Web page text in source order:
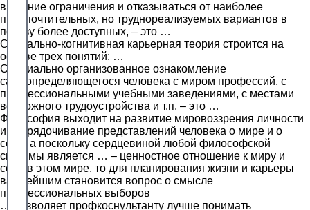
внешние ограничения и отказываться от наиболее
предпочтительных, но труднореализуемых вариантов в
пользу более доступных, – это …
Социально-когнитивная карьерная теория строится на
основе трех понятий: …
Специально организованное ознакомление
самоопределяющегося человека с миром профессий, с
профессиональными учебными заведениями, с местами
возможного трудоустройства и т.п. – это …
Философия выходит на развитие мировоззрения личности
и упорядочивание представлений человека о мире и о
себе, а поскольку сердцевиной любой философской
системы является … – ценностное отношение к миру и
себе в этом мире, то для планирования жизни и карьеры
важнейшим становится вопрос о смысле
профессиональных выборов
… позволяет профкоснультанту лучше понимать